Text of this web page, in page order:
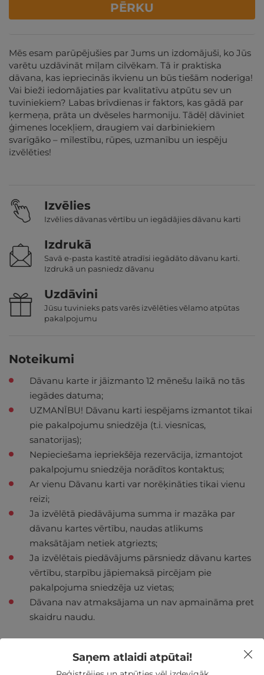
PĒRKU
Mēs esam parūpējušies par Jums un izdomājuši, ko Jūs
varētu uzdāvināt mīļam cilvēkam. Tā ir praktiska
dāvana, kas iepriecinās ikvienu un būs tiešām noderīga!
Vai bieži iedomājaties par kvalitatīvu atpūtu sev un
tuviniekiem? Labas brīvdienas ir faktors, kas gādā par
ķermeņa, prāta un dvēseles harmoniju. Tādēļ dāviniet
ģimenes locekļiem, draugiem vai darbiniekiem
svarīgāko – mīlestību, rūpes, uzmanību un iespēju
izvēlēties!
Izvēlies
Izvēlies dāvanas vērtību un iegādājies dāvanu karti
Izdrukā
Savā e-pasta kastītē atradīsi iegādāto dāvanu karti.
Izdrukā un pasniedz dāvanu
Uzdāvini
Jūsu tuvinieks pats varēs izvēlēties vēlamo atpūtas
pakalpojumu
Noteikumi
Dāvanu karte ir jāizmanto 12 mēnešu laikā no tās
iegādes datuma;
UZMANĪBU! Dāvanu karti iespējams izmantot tikai
pie pakalpojumu sniedzēja (t.i. viesnīcas,
sanatorijas);
Nepieciešama iepriekšēja rezervācija, izmantojot
pakalpojumu sniedzēja norādītos kontaktus;
Ar vienu Dāvanu karti var norēķināties tikai vienu
reizi;
Ja izvēlētā piedāvājuma summa ir mazāka par
dāvanu kartes vērtību, naudas atlikums
maksātājam netiek atgriezts;
Ja izvēlētais piedāvājums pārsniedz dāvanu kartes
vērtību, starpību jāpiemaksā pircējam pie
pakalpojuma sniedzēja uz vietas;
Dāvana nav atmaksājama un nav apmaināma pret
skaidru naudu.
Saņem atlaidi atpūtai!